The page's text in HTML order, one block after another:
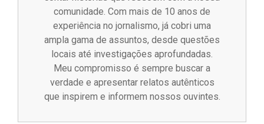
comunidade. Com mais de 10 anos de
experiência no jornalismo, já cobri uma
ampla gama de assuntos, desde questões
locais até investigações aprofundadas.
Meu compromisso é sempre buscar a
verdade e apresentar relatos autênticos
que inspirem e informem nossos ouvintes.